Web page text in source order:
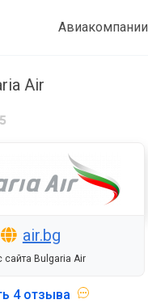
Авиакомпании
Air
air.bg
сайта Bulgaria Air
4 отзыва